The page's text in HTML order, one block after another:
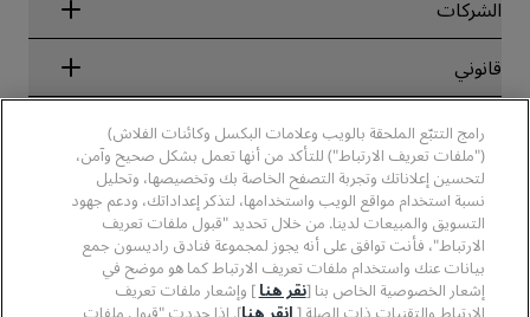
الوجهات
تطبيق فنادق راديسون
الفنادق المعتمدة في مجال الرياضة
فنادق مناسبة للعائلات
الصحة والسلامة
الشركات
مجموعة فنادق راديسون
وسائل الإعلام
الوظائف، مجموعة فنادق PPHE
الوظائف في مجموعة فنادق EHL
The Club by RHG
فرص التنمية
الأعمال المسؤولة
المشتريات
قانوني
الإشعار القانوني
شروط برنامج Radisson Rewards وأحكامه
اتفاقية استخدام الموقع
سهولة التصفح الرقمي
بيان الرق ّ المعاصر
مساعدة
تنبيهات للمستهلكين
بيانات الاتصال
الأسئلة الشائعة
خريطة الموقع
وسائل التواصل الاجتماعي
علامات فنادق راديسون التجارية
رامج التتبّع الملحقة بالويب وعلامات البكسل وكائنات الفلاش)
("ملفات تعريف الارتباط") للتأكد من أنها تعمل بشكل صحيح وآمن،
لتحسين إعلاناتك وتجربة التصفح الخاصة بك وتخصيصها، وتحليل
نسبة استخدام مواقع الويب واستخدامها، لتذكر إعداداتك، ودعم جهود
التسويق والمبيعات لدينا. من خلال تحديد "قبول ملفات تعريف
الارتباط"، فأنت توافق على أنه يجوز لمجموعة فنادق راديسون جمع
بيانات عنك واستخدام ملفات تعريف الارتباط كما هو موضح في
إشعار الخصوصية الخاص بنا [نقر هنا ] وإشعار ملفات تعريف
الارتباط والتقنيات ذات الصلة [ انقر هنا]. إذا حددت "قبول ملفات